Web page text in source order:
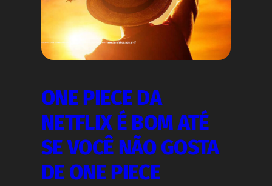
ONE PIECE DA
NETFLIX É BOM ATÉ
SE VOCÊ NÃO GOSTA
DE ONE PIECE